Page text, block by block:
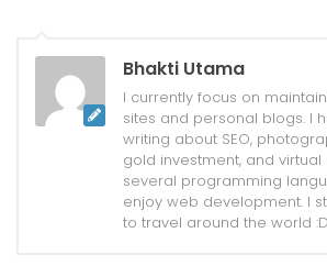
Bhakti Utama
I currently focus on
sites and personal blogs. I
writing about SEO,
gold investment, and virtual
several programming
enjoy web development. I
to travel around the world :D